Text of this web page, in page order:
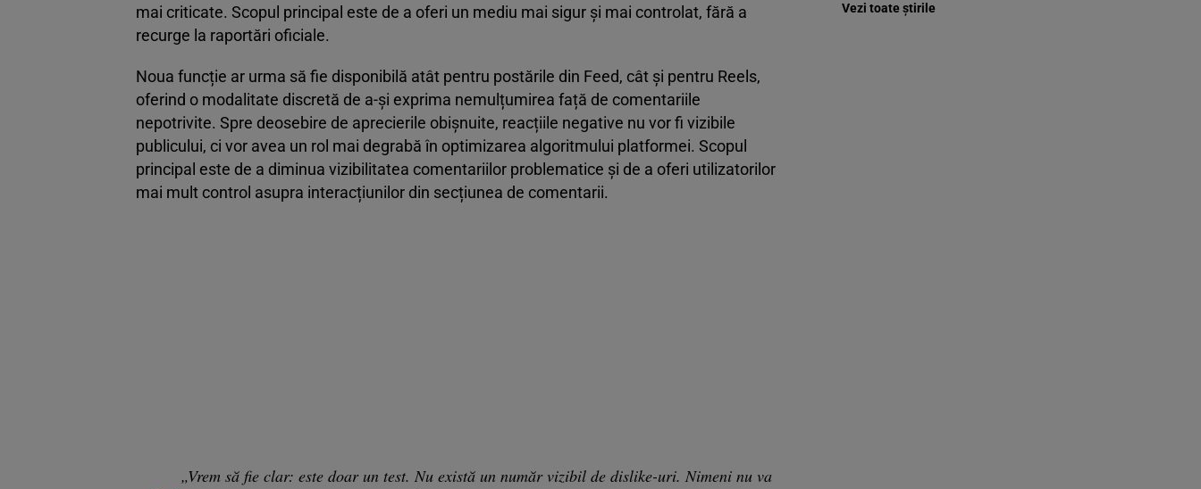
mai criticate. Scopul principal este de a oferi un mediu mai sigur și mai controlat, fără a
recurge la raportări oficiale.
Noua funcție ar urma să fie disponibilă atât pentru postările din Feed, cât și pentru Reels,
oferind o modalitate discretă de a-și exprima nemulțumirea față de comentariile
nepotrivite. Spre deosebire de aprecierile obișnuite, reacțiile negative nu vor fi vizibile
publicului, ci vor avea un rol mai degrabă în optimizarea algoritmului platformei. Scopul
principal este de a diminua vizibilitatea comentariilor problematice și de a oferi utilizatorilor
mai mult control asupra interacțiunilor din secțiunea de comentarii.
„Vrem să fie clar: este doar un test. Nu există un număr vizibil de dislike-uri. Nimeni nu va
Vezi toate știrile